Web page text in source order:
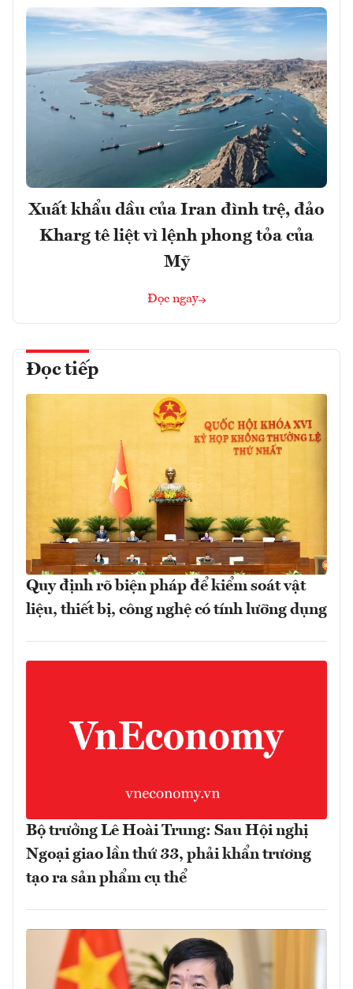
Xuất khẩu dầu của Iran đình trệ, đảo
Kharg tê liệt vì lệnh phong tỏa của
Mỹ
Đọc ngay
Đọc tiếp
Quy định rõ biện pháp để kiểm soát vật
liệu, thiết bị, công nghệ có tính lưỡng dụng
Bộ trưởng Lê Hoài Trung: Sau Hội nghị
Ngoại giao lần thứ 33, phải khẩn trương
tạo ra sản phẩm cụ thể